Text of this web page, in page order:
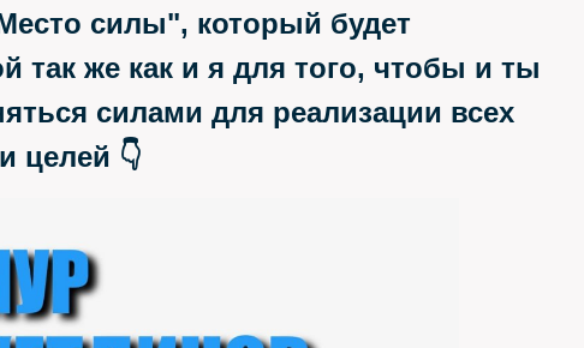
силы", который будет
так же как и я для того, чтобы и ты
силами для реализации всех
целей 👇